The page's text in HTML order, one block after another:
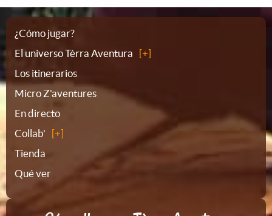
Plano
del
sitio
¿Cómo jugar?
El universo Tèrra Aventura
Los itinerarios
Micro Z'aventures
En directo
Collab'
Tienda
Qué ver